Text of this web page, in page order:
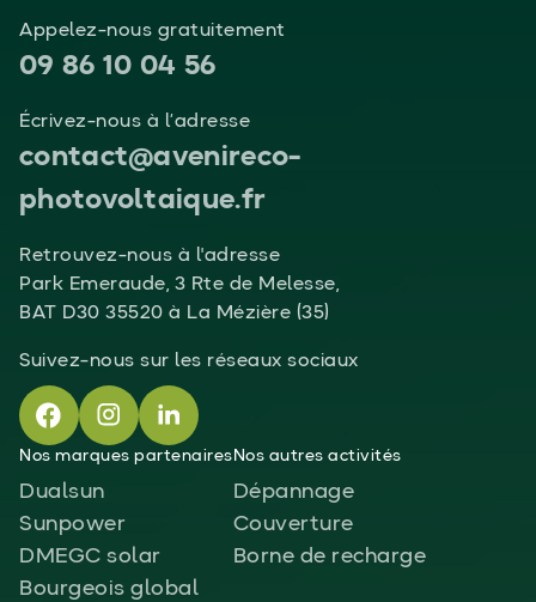
Appelez-nous gratuitement
09 86 10 04 56
Écrivez-nous à l’adresse
contact@avenireco-
photovoltaique.fr
Retrouvez-nous à l'adresse
Park Emeraude, 3 Rte de Melesse,
BAT D30 35520 à La Mézière (35)
Suivez-nous sur les réseaux sociaux
Nos marques partenaires
Dualsun
Sunpower
DMEGC solar
Bourgeois global
Nos autres activités
Dépannage
Couverture
Borne de recharge